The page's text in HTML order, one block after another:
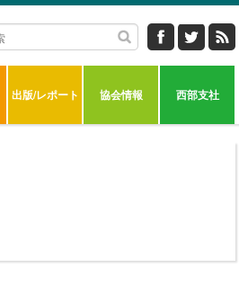
出版/レポート 協会情報 西部支社